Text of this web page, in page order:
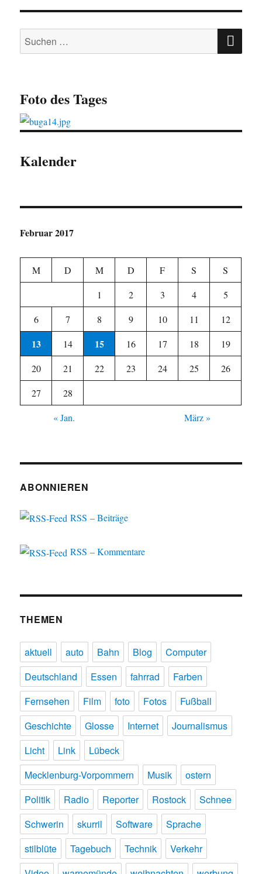
Suchen
nach:
Foto des Tages
Kalender
Februar 2017
M D M D F S
S
1
2 3 4
5
6
7 8 9 10 11 12
13 14 15 16 17 18
19
20
21 22 23 24 25
26
27
28
« Jan.
März »
ABONNIEREN
RSS – Beiträge
RSS – Kommentare
THEMEN
aktuell auto Bahn Blog
Computer
Deutschland
Essen fahrrad
Farben
Fernsehen
Film foto Fotos
Fußball
Geschichte
Glosse Internet
Journalismus
Licht
Link
Lübeck
Mecklenburg-Vorpommern
Musik
ostern
Politik
Radio Reporter Rostock
Schnee
Schwerin
skurril Software
Sprache
stilblüte
Tagebuch Technik
Verkehr